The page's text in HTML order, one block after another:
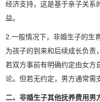
经济支持，这是基于亲子关系
益。
2.一般情况下，非婚生子的生
为孩子的到来和后续成长负责
若双方事前有明确约定由女方
论。但若无约定，男方通常需
二、非婚生子其他抚养费用男